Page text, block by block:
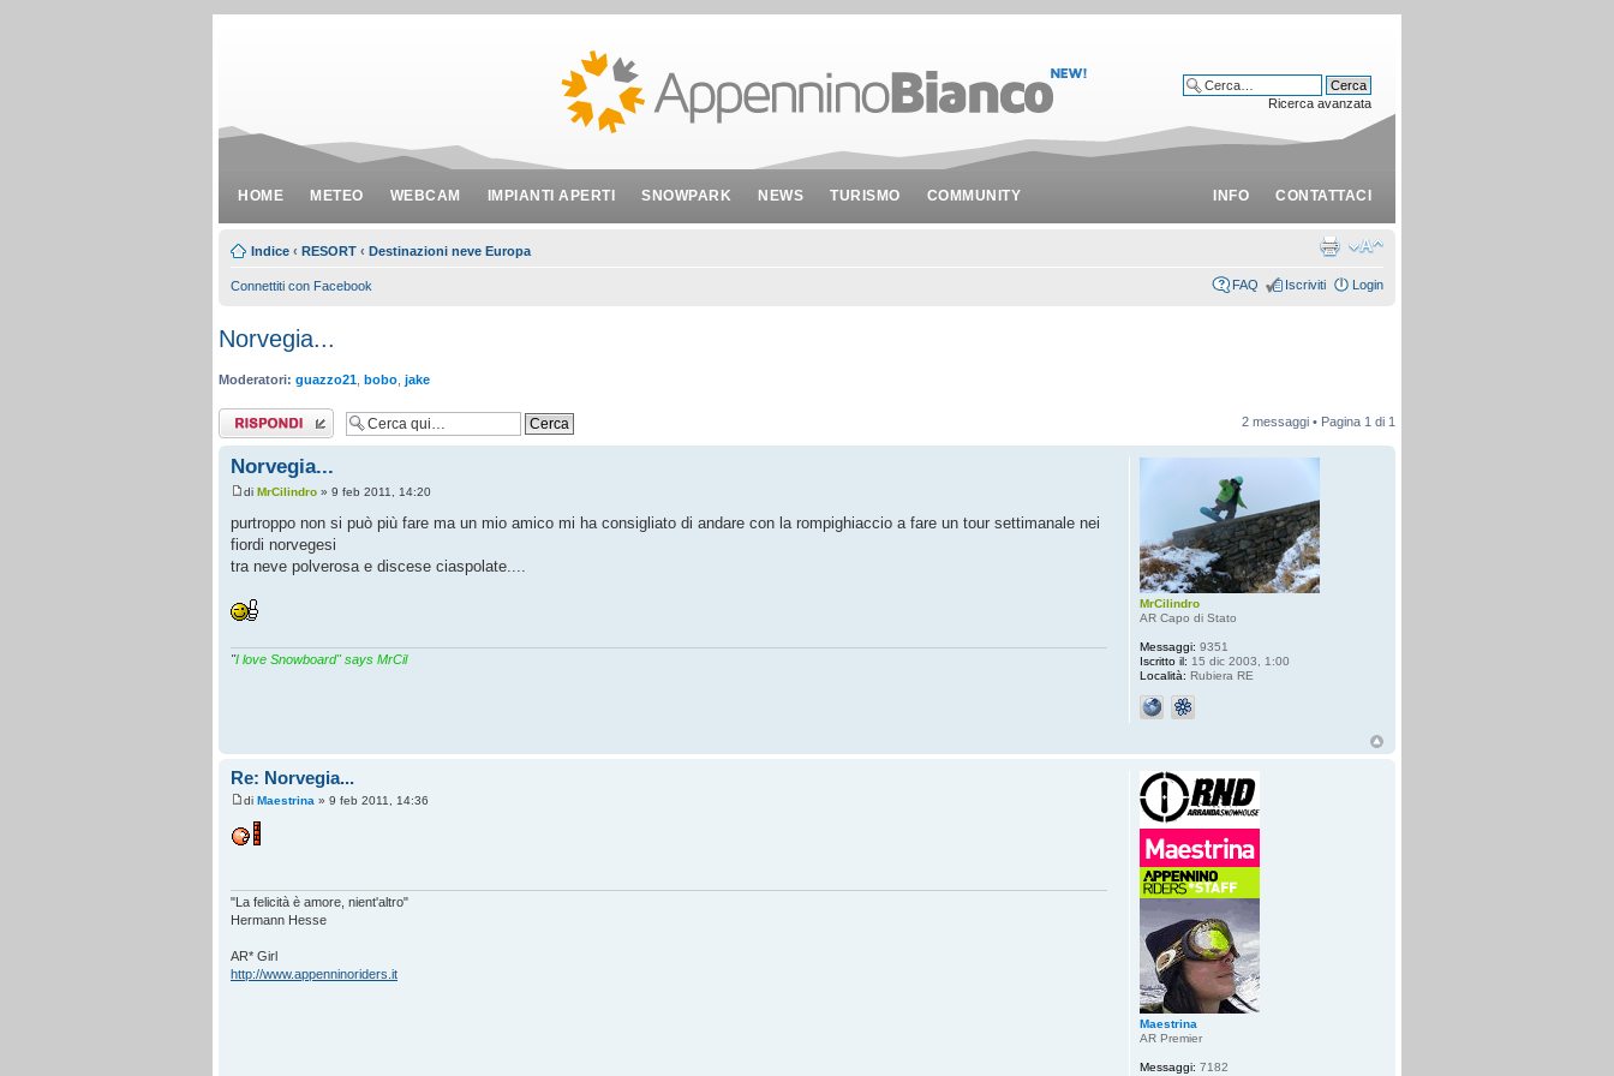
HOME METEO WEBCAM IMPIANTI APERTI SNOWPARK NEWS TURISMO COMMUNITY INFO CONTATTACI
Ricerca avanzata
Indice ‹ RESORT ‹ Destinazioni neve Europa
Connettiti con Facebook FAQ Iscriviti Login
Norvegia...
Moderatori: guazzo21 bobo jake
Rispondi al
messaggio
2 messaggi • Pagina 1 di 1
Norvegia...
di MrCilindro » 9 feb 2011, 14:20
purtroppo non si può più fare ma un mio amico mi ha consigliato di andare con la rompighiaccio a fare un tour settimanale nei
fiordi norvegesi
tra neve polverosa e discese ciaspolate....
"I love Snowboard" says MrCil
MrCilindro
AR Capo di Stato
Messaggi: 9351
Iscritto il: 15 dic 2003, 1:00
Località: Rubiera RE
Re: Norvegia...
di Maestrina » 9 feb 2011, 14:36
"La felicità è amore, nient'altro"
Hermann Hesse
AR* Girl
http://www.appenninoriders.it
Maestrina
AR Premier
Messaggi: 7182